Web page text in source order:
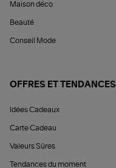
Maison déco
Beauté
Conseil Mode
OFFRES ET TENDANCES
Idées Cadeaux
Carte Cadeau
Valeurs Sûres
Tendances du moment